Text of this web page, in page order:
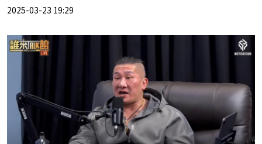
2025-03-23 19:29